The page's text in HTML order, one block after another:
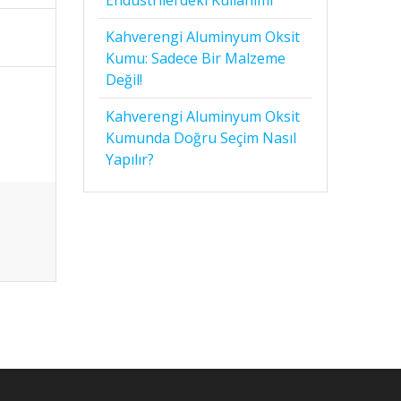
Kahverengi Aluminyum Oksit
Kumu: Sadece Bir Malzeme
Değil!
Kahverengi Aluminyum Oksit
Kumunda Doğru Seçim Nasıl
Yapılır?